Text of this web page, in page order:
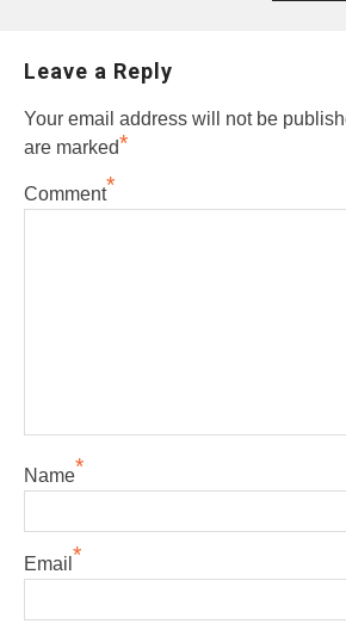
Leave a Reply
Your email address will not be
are marked*
Comment*
Name*
Email *